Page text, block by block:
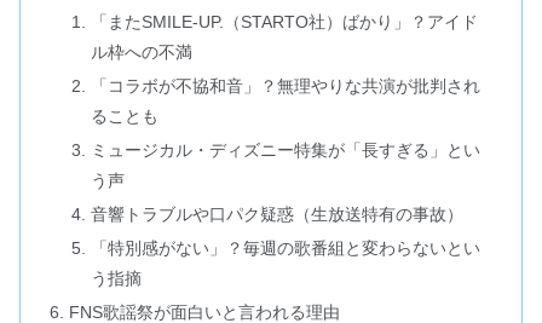
「またSMILE-UP.（STARTO社）ばかり」？アイド
ル枠への不満
「コラボが不協和音」？無理やりな共演が批判され
ることも
ミュージカル・ディズニー特集が「長すぎる」とい
う声
音響トラブルや口パク疑惑（生放送特有の事故）
「特別感がない」？毎週の歌番組と変わらないとい
う指摘
FNS歌謡祭が面白いと言われる理由